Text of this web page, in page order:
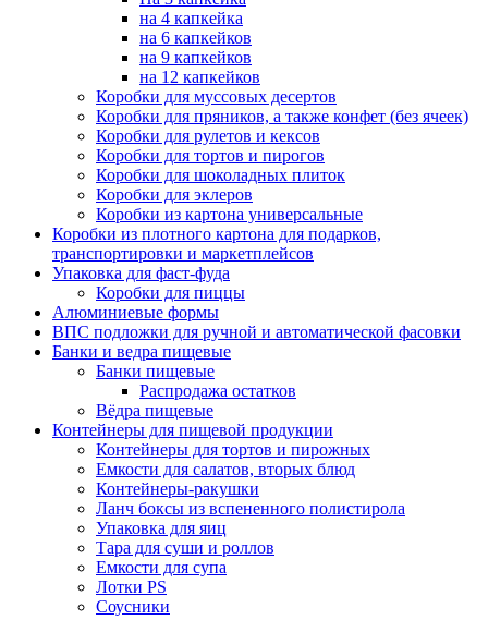
на 4 капкейка
на 6 капкейков
на 9 капкейков
на 12 капкейков
Коробки для муссовых десертов
Коробки для пряников, а также конфет (без ячеек)
Коробки для рулетов и кексов
Коробки для тортов и пирогов
Коробки для шоколадных плиток
Коробки для эклеров
Коробки из картона универсальные
Коробки из плотного картона для подарков,
транспортировки и маркетплейсов
Упаковка для фаст-фуда
Коробки для пиццы
Алюминиевые формы
ВПС подложки для ручной и автоматической фасовки
Банки и ведра пищевые
Банки пищевые
Распродажа остатков
Вёдра пищевые
Контейнеры для пищевой продукции
Контейнеры для тортов и пирожных
Емкости для салатов, вторых блюд
Контейнеры-ракушки
Ланч боксы из вспененного полистирола
Упаковка для яиц
Тара для суши и роллов
Емкости для супа
Лотки PS
Соусники